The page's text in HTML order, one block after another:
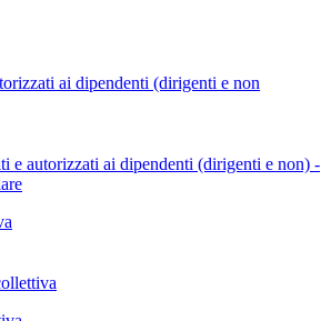
ai dipendenti (dirigenti e non
e autorizzati ai dipendenti (dirigenti e non) -